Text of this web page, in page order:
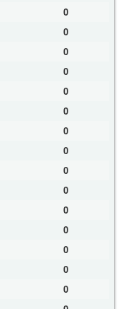
0
0
0
0
0
0
0
0
0
0
0
0
0
0
0